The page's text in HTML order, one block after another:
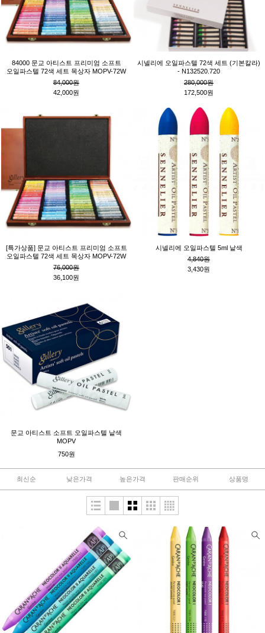
84000 문교 아티스트 프리미엄 소프트
오일파스텔 72색 세트 목상자 MOPV-72W
84,000원
42,000원
시넬리에 오일파스텔 72색 세트 (기본칼라)
- N132520.720
280,000원
172,500원
[특가상품] 문교 아티스트 프리미엄 소프트
오일파스텔 72색 세트 목상자 MOPV-72W
76,000원
36,100원
시넬리에 오일파스텔 5ml 낱색
4,840원
3,430원
문교 아티스트 소프트 오일파스텔 낱색
MOPV
750원
최신순 낮은가격 높은가격 판매순위 상품명